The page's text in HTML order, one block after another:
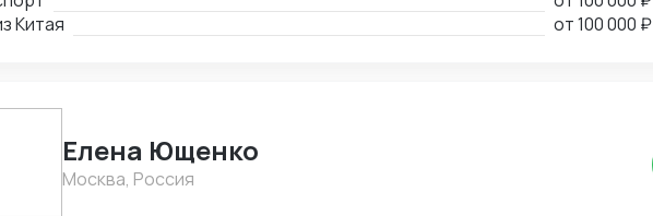
Китая
от100 000 ₽
Елена Ющенко
Москва, Россия